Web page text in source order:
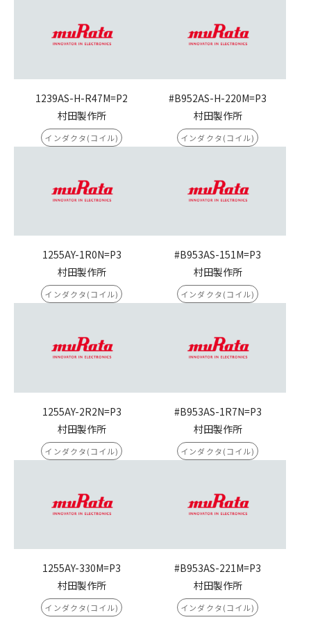
1239AS-H-R47M=P2
村田製作所
インダクタ(コイル)
#B952AS-H-220M=P3
村田製作所
インダクタ(コイル)
1255AY-1R0N=P3
村田製作所
インダクタ(コイル)
#B953AS-151M=P3
村田製作所
インダクタ(コイル)
1255AY-2R2N=P3
村田製作所
インダクタ(コイル)
#B953AS-1R7N=P3
村田製作所
インダクタ(コイル)
1255AY-330M=P3
村田製作所
インダクタ(コイル)
#B953AS-221M=P3
村田製作所
インダクタ(コイル)